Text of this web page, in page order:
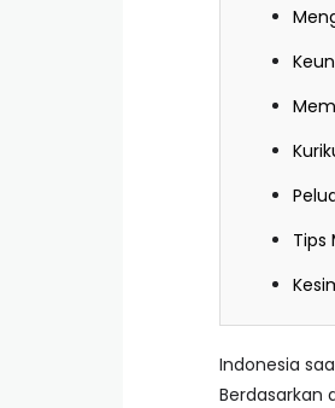
Tips
Indonesia
Berdasarkan